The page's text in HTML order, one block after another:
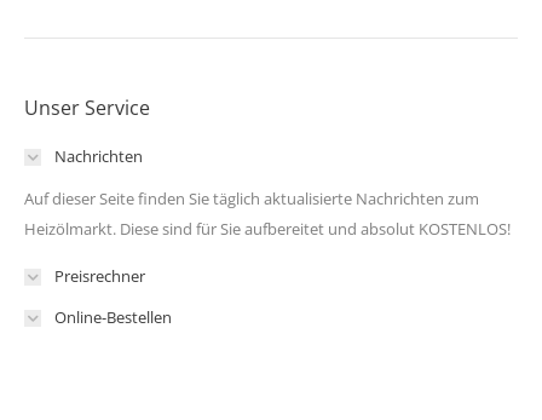
Unser Service
Nachrichten
Auf dieser Seite finden Sie täglich aktualisierte Nachrichten zum
Heizölmarkt. Diese sind für Sie aufbereitet und absolut KOSTENLOS!
Preisrechner
Online-Bestellen